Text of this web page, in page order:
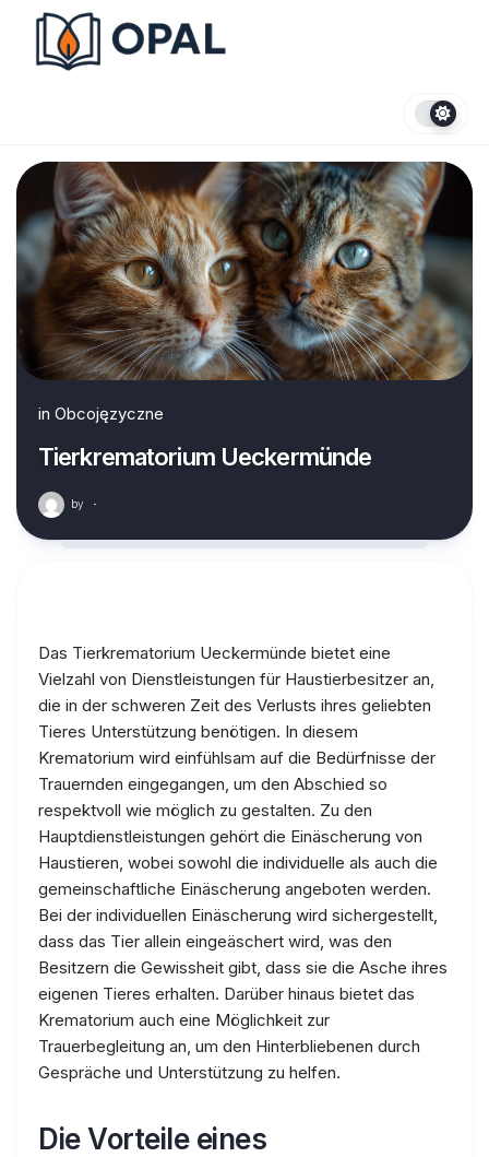
content
in Obcojęzyczne
Tierkrematorium Ueckermünde
by ·
Das Tierkrematorium Ueckermünde bietet eine
Vielzahl von Dienstleistungen für Haustierbesitzer an,
die in der schweren Zeit des Verlusts ihres geliebten
Tieres Unterstützung benötigen. In diesem
Krematorium wird einfühlsam auf die Bedürfnisse der
Trauernden eingegangen, um den Abschied so
respektvoll wie möglich zu gestalten. Zu den
Hauptdienstleistungen gehört die Einäscherung von
Haustieren, wobei sowohl die individuelle als auch die
gemeinschaftliche Einäscherung angeboten werden.
Bei der individuellen Einäscherung wird sichergestellt,
dass das Tier allein eingeäschert wird, was den
Besitzern die Gewissheit gibt, dass sie die Asche ihres
eigenen Tieres erhalten. Darüber hinaus bietet das
Krematorium auch eine Möglichkeit zur
Trauerbegleitung an, um den Hinterbliebenen durch
Gespräche und Unterstützung zu helfen.
Die Vorteile eines